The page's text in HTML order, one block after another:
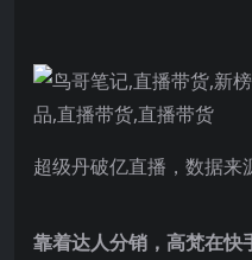
超级丹破亿直播，数据来
靠着达人分销，高梵在快